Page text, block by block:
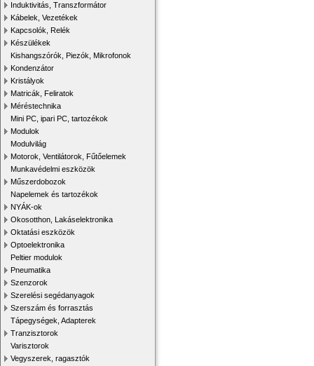
Induktivitás, Transzformátor
Kábelek, Vezetékek
Kapcsolók, Relék
Készülékek
Kishangszórók, Piezók, Mikrofonok
Kondenzátor
Kristályok
Matricák, Feliratok
Méréstechnika
Mini PC, ipari PC, tartozékok
Modulok
Modulvilág
Motorok, Ventilátorok, Fűtőelemek
Munkavédelmi eszközök
Műszerdobozok
Napelemek és tartozékok
NYÁK-ok
Okosotthon, Lakáselektronika
Oktatási eszközök
Optoelektronika
Peltier modulok
Pneumatika
Szenzorok
Szerelési segédanyagok
Szerszám és forrasztás
Tápegységek, Adapterek
Tranzisztorok
Varisztorok
Vegyszerek, ragasztók